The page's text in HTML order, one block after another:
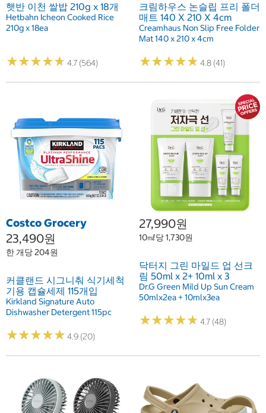
햇반 이천 쌀밥 210g x 18개
Hetbahn Icheon Cooked Rice
210g x 18ea
★★★★★
★★★★★ 4.7 (564)
크림하우스 논슬립 프리 폴더
매트 140 X 210 X 4cm
Creamhaus Non Slip Free Folder
Mat 140 x 210 x 4cm
★★★★★
★★★★★ 4.8 (41)
Costco Grocery
23,490원
한 개당 204원
커클랜드 시그니춰 식기세척
기용 캡슐세제 115개입
Kirkland Signature Auto
Dishwasher Detergent 115pc
★★★★★
★★★★★ 4.9 (20)
27,990원
10㎖당 1,730원
닥터지 그린 마일드 업 선크
림 50ml x 2+ 10ml x 3
Dr.G Green Mild Up Sun Cream
50mlx2ea + 10mlx3ea
★★★★★
★★★★★ 4.7 (48)